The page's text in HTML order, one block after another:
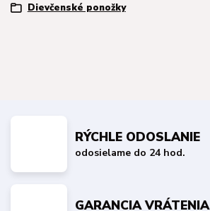
Dievčenské ponožky
RÝCHLE ODOSLANIE
odosielame do 24 hod.
GARANCIA